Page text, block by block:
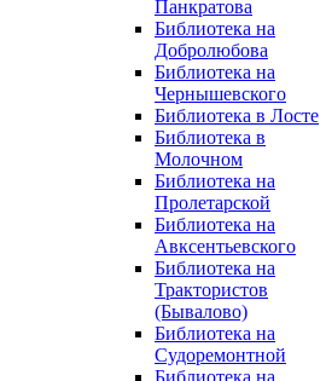
Панкратова
Библиотека на
Добролюбова
Библиотека на
Чернышевского
Библиотека в Лосте
Библиотека в
Молочном
Библиотека на
Пролетарской
Библиотека на
Авксентьевского
Библиотека на
Трактористов
(Бывалово)
Библиотека на
Судоремонтной
Библиотека на